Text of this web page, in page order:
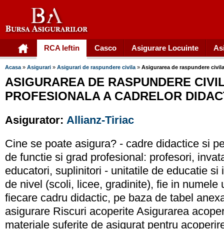
RCA Ieftin Casco Asigurare Locuinte
Acasa » Asigurari » Asigurari de raspundere civila » Asigurarea de raspundere
ASIGURAREA DE RASPUNDERE
PROFESIONALA A CADRELOR
Asigurator: Allianz-Tiriac
Cine se poate asigura? - cadre didactice si
de functie si grad profesional: profesori,
educatori, suplinitori - unitatile de educatie si
de nivel (scoli, licee, gradinite), fie in numele
fiecare cadru didactic, pe baza de tabel
asigurare Riscuri acoperite Asigurarea
materiale suferite de asigurat pentru